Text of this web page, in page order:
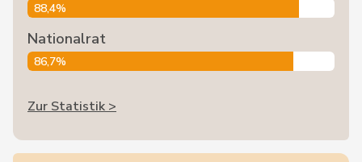
88,4%
Nationalrat
86,7%
Zur Statistik >